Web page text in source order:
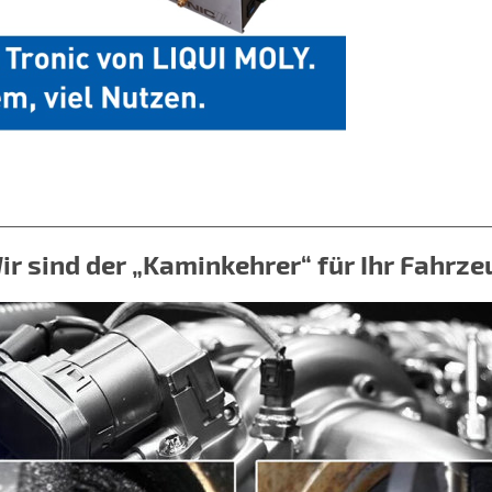
sind der „Kaminkehrer“ für Ihr